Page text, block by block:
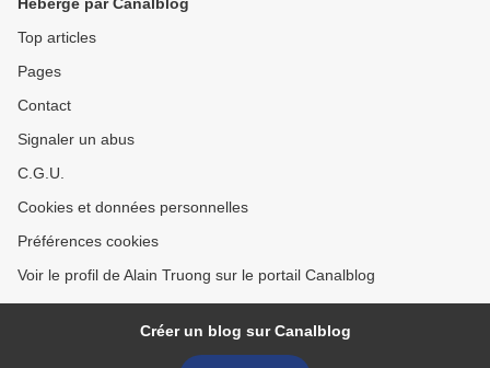
Top articles
Pages
Contact
Signaler un abus
C.G.U.
Cookies et données personnelles
Préférences cookies
Voir le profil de Alain Truong sur le portail Canalblog
Créer un blog sur Canalblog